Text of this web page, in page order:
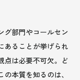
グ部門やコールセン
あることが挙げられ
点は必要不可欠。ど
本質を知るのは、